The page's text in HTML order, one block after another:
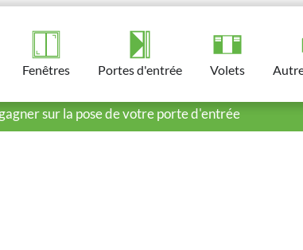
Fenêtres Portes d'entrée​ Volets​
sur la pose de votre porte d'entrée